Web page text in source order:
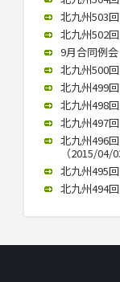
北九州503
北九州502
9月合同例
北九州500
北九州499
北九州498
北九州497
北九州496
（2015/04/
北九州495
北九州494